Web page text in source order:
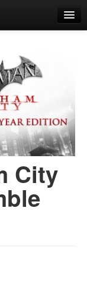
City